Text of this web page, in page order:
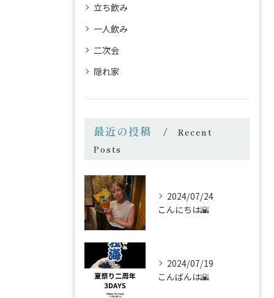
立ち飲み
一人飲み
二次会
隠れ家
最近の投稿
Recent
Posts
2024/07/24
こんにちは🌇
2024/07/19
こんばんは🌇